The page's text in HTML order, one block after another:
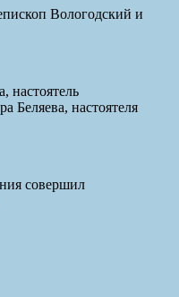
Вологодский и
настоятель
Беляева, настоятеля
совершил